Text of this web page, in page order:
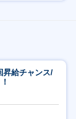
昇給チャンス/